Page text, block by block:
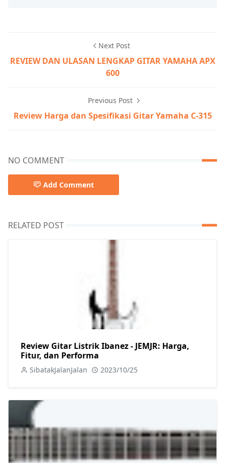
Next Post
REVIEW DAN ULASAN LENGKAP GITAR YAMAHA APX
600
Previous Post
Review Harga dan Spesifikasi Gitar Yamaha C-315
NO COMMENT
Add Comment
RELATED POST
Review Gitar Listrik Ibanez - JEMJR: Harga,
Fitur, dan Performa
SibatakJalanJalan 2023/10/25